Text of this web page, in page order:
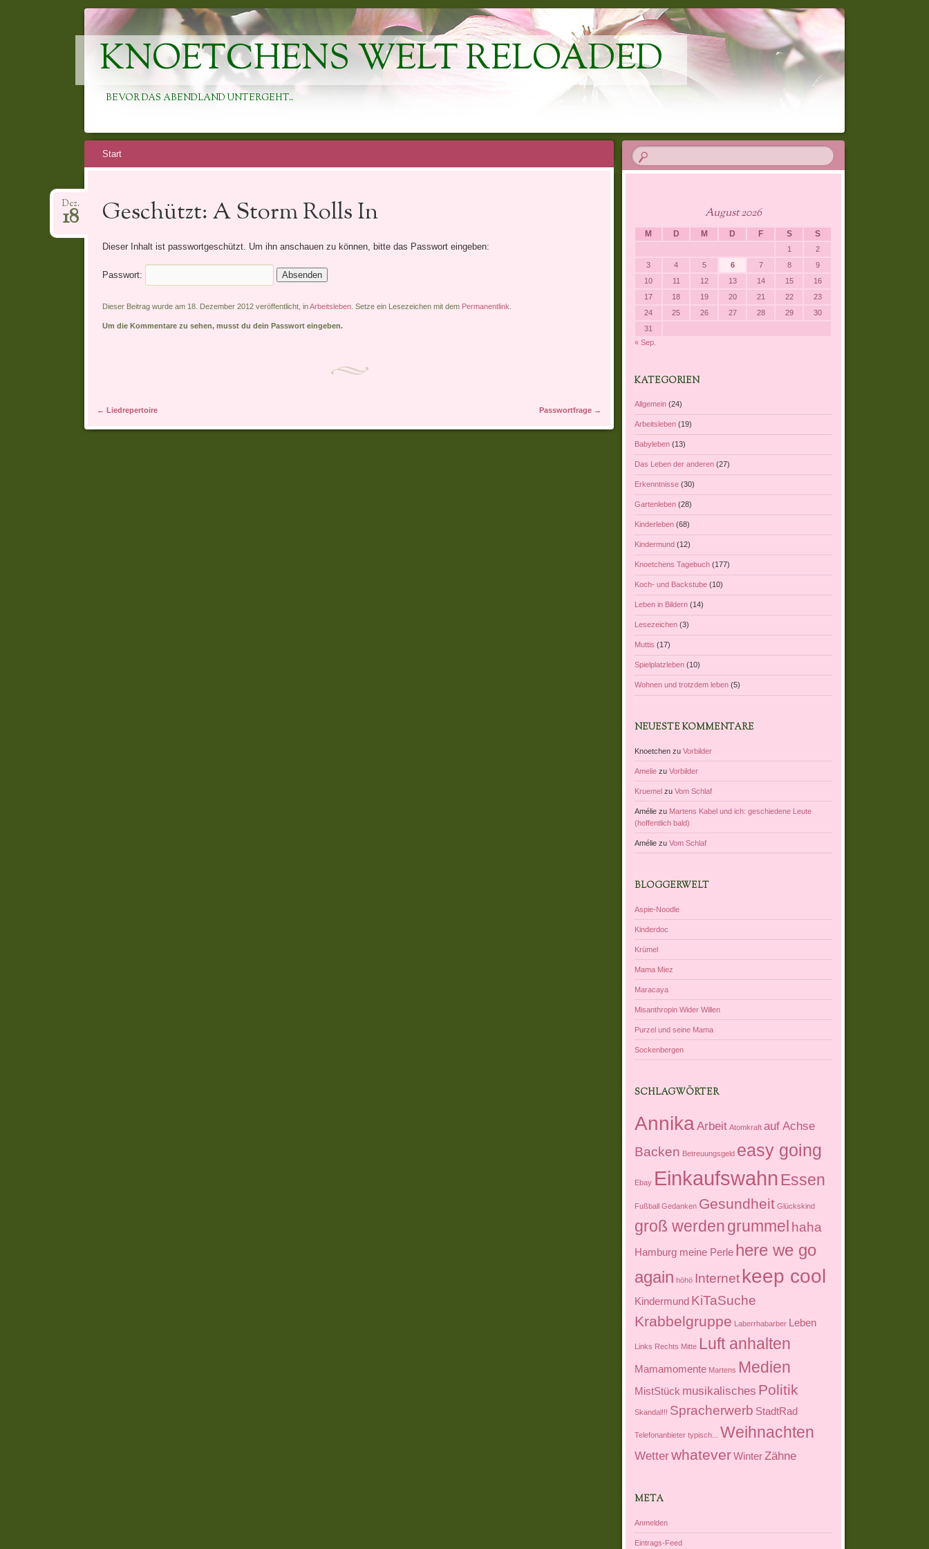
KNOETCHENS WELT RELOADED
BEVOR DAS ABENDLAND UNTERGEHT..
Springe
Start
Geschützt: A Storm Rolls In
Dez.
18
Dieser Inhalt ist passwortgeschützt. Um ihn anschauen zu können, bitte das Passwort eingeben:
Passwort:
Dieser Beitrag wurde am 18. Dezember 2012 veröffentlicht, inArbeitsleben. Setze ein Lesezeichen mit dem Permanentlink
Um die Kommentare zu sehen, musst du dein Passwort eingeben.
Artikel-Navigation
← Liedrepertoire Passwortfrage →
August 2026
M D M D F S S
1
2
3
4 5 6 7 8
9
10
11 12 13 14 15
16
17
18 19 20 21 22
23
24
25 26 27 28 29
30
31
« Sep.
KATEGORIEN
Allgemein (24)
Arbeitsleben (19)
Babyleben (13)
Das Leben der anderen (27)
Erkenntnisse (30)
Gartenleben (28)
Kinderleben (68)
Kindermund (12)
Knoetchens Tagebuch (177)
Koch- und Backstube (10)
Leben in Bildern (14)
Lesezeichen (3)
Muttis (17)
Spielplatzleben (10)
Wohnen und trotzdem leben (5)
NEUESTE KOMMENTARE
Knoetchen zuVorbilder
Amelie zuVorbilder
Kruemel zuVom Schlaf
Amélie zu Martens Kabel und ich: geschiedene Leute
(hoffentlich bald)
Amélie zuVom Schlaf
BLOGGERWELT
Aspie-Noodle
Kinderdoc
Krümel
Mama Miez
Maracaya
Misanthropin Wider Willen
Purzel und seine Mama
Sockenbergen
SCHLAGWÖRTER
AnnikaArbeit Atomkraft auf Achse
Backen Betreuungsgeld easy going
Ebay Einkaufswahn Essen
Fußball Gedanken Gesundheit Glückskind
groß werdengrummel haha
Hamburg meine Perle here we go
again höhö Internet keep cool
Kindermund KiTaSuche
Krabbelgruppe Laberrhabarber Leben
Links Rechts Mitte Luft anhalten
Mamamomente Martens Medien
MistStück musikalisches Politik
Skandal!!! Spracherwerb StadtRad
Telefonanbieter typisch... Weihnachten
Wetterwhatever Winter Zähne
META
Anmelden
Eintrags-Feed